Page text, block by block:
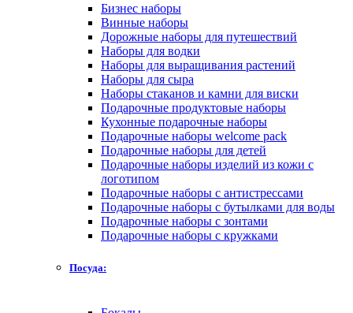
Бизнес наборы
Винные наборы
Дорожные наборы для путешествий
Наборы для водки
Наборы для выращивания растений
Наборы для сыра
Наборы стаканов и камни для виски
Подарочные продуктовые наборы
Кухонные подарочные наборы
Подарочные наборы welcome pack
Подарочные наборы для детей
Подарочные наборы изделий из кожи с
логотипом
Подарочные наборы с антистрессами
Подарочные наборы с бутылками для воды
Подарочные наборы с зонтами
Подарочные наборы с кружками
Посуда: